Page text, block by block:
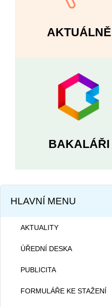
AKTUÁLNĚ
BAKALÁŘI
HLAVNÍ MENU
AKTUALITY
ÚŘEDNÍ DESKA
Dokumentace školy
PUBLICITA
FORMULÁŘE KE STAŽENÍ